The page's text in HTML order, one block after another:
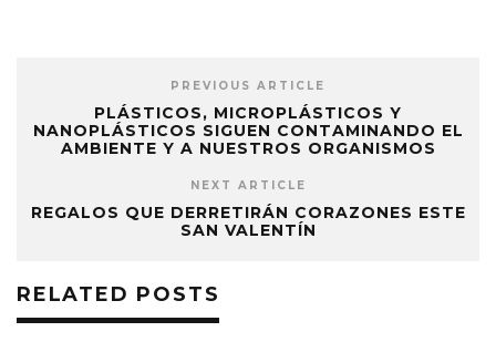
PREVIOUS ARTICLE
PLÁSTICOS, MICROPLÁSTICOS Y
NANOPLÁSTICOS SIGUEN CONTAMINANDO EL
AMBIENTE Y A NUESTROS ORGANISMOS
NEXT ARTICLE
REGALOS QUE DERRETIRÁN CORAZONES ESTE
SAN VALENTÍN
RELATED POSTS